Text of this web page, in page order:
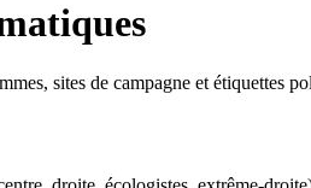
sites de campagne et étiquettes